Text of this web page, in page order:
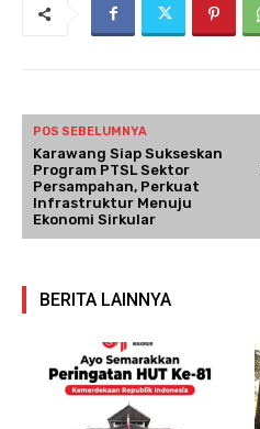
POS SEBELUMNYA
Karawang Siap Sukseskan
Program PTSL Sektor
Persampahan, Perkuat
Infrastruktur Menuju
Ekonomi Sirkular
BERITA LAINNYA